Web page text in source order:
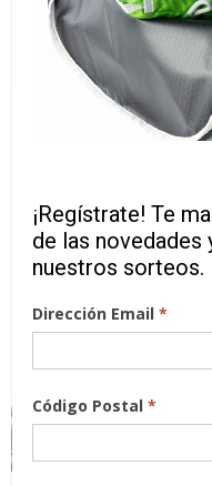
¡Regístrate! Te
de las novedades
nuestros sorteos.
Dirección Email*
Código Postal*